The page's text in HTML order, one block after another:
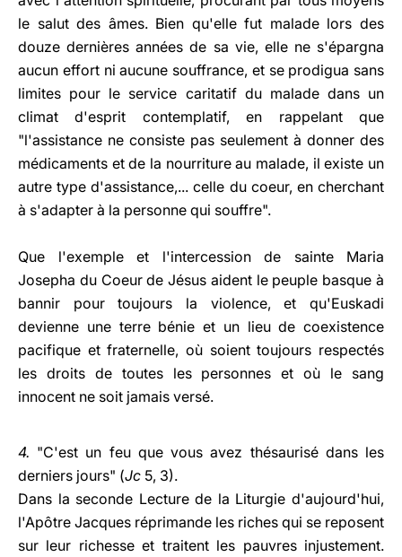
le salut des âmes. Bien qu'elle fut malade lors des
douze dernières années de sa vie, elle ne s'épargna
aucun effort ni aucune souffrance, et se prodigua sans
limites pour le service caritatif du malade dans un
climat d'esprit contemplatif, en rappelant que
"l'assistance ne consiste pas seulement à donner des
médicaments et de la nourriture au malade, il existe un
autre type d'assistance,... celle du coeur, en cherchant
à s'adapter à la personne qui souffre".
Que l'exemple et l'intercession de sainte Maria
Josepha du Coeur de Jésus aident le peuple basque à
bannir pour toujours la violence, et qu'Euskadi
devienne une terre bénie et un lieu de coexistence
pacifique et fraternelle, où soient toujours respectés
les droits de toutes les personnes et où le sang
innocent ne soit jamais versé.
4. "C'est un feu que vous avez thésaurisé dans les
derniers jours" (Jc 5, 3).
Dans la seconde Lecture de la Liturgie d'aujourd'hui,
l'Apôtre Jacques réprimande les riches qui se reposent
sur leur richesse et traitent les pauvres injustement.